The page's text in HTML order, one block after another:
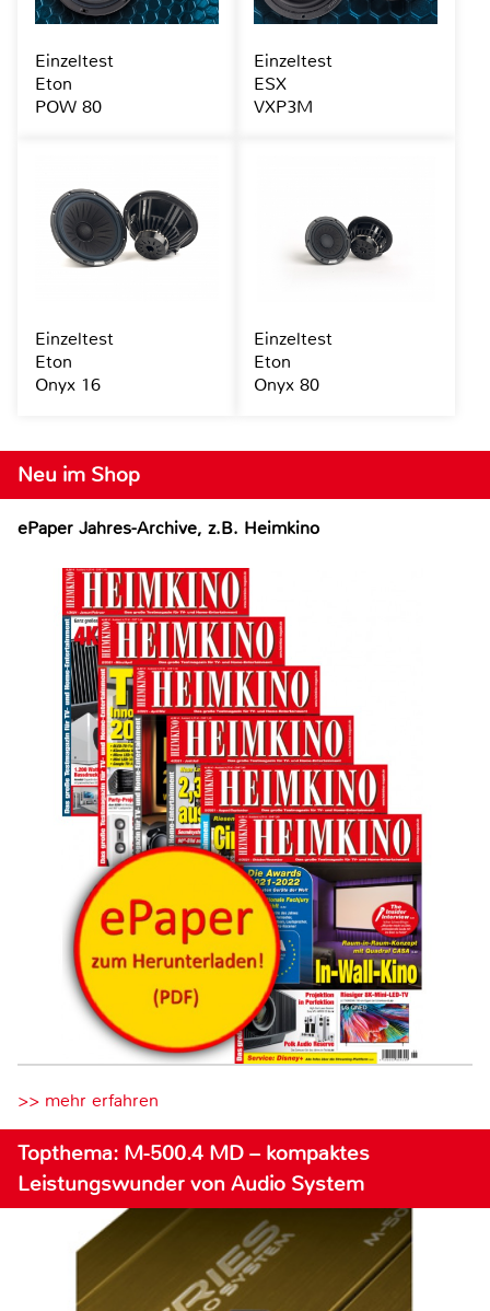
Neu im Shop
ePaper Jahres-Archive, z.B. Heimkino
>> mehr erfahren
Topthema: M-500.4 MD – kompaktes
Leistungswunder von Audio System
Einzeltest
Eton
POW 80
Einzeltest
ESX
VXP3M
Einzeltest
Eton
Onyx 16
Einzeltest
Eton
Onyx 80